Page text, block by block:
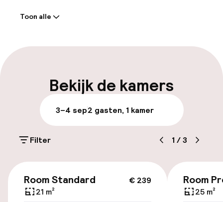
Vroeg inchecken mogelijk
Meertalige medewerkers
Bagageruimte
Parkeergelegenheid op eigen terrein
(buiten)
Toon alle
Bekijk de kamers
3–4 sep2 gasten, 1 kamer
Filter 1 /3
€ 239
Room Standard
21 m²
Room
25 m²